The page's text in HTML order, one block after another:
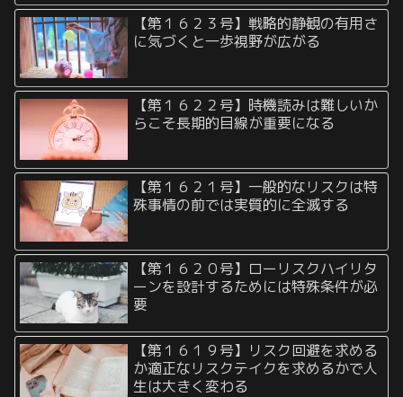
【第１６２３号】戦略的静観の有用さ
に気づくと一歩視野が広がる
【第１６２２号】時機読みは難しいか
らこそ長期的目線が重要になる
【第１６２１号】一般的なリスクは特
殊事情の前では実質的に全滅する
【第１６２０号】ローリスクハイリタ
ーンを設計するためには特殊条件が必
要
【第１６１９号】リスク回避を求める
か適正なリスクテイクを求めるかで人
生は大きく変わる